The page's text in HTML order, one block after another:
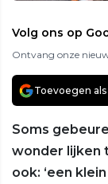
Volg ons op
Ontvang onze
Toevoegen
Soms
wonder lijken
ook: ‘een